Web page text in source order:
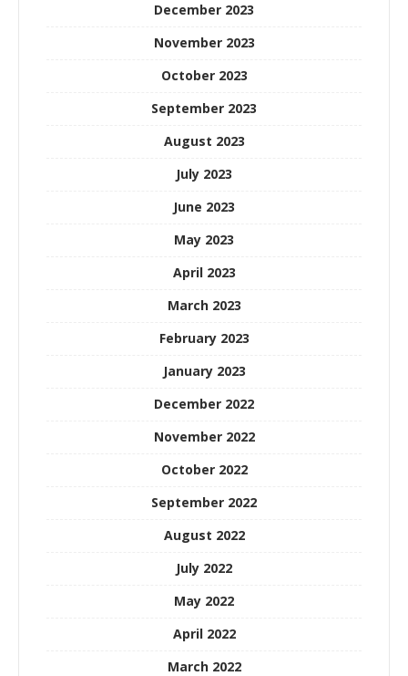
December 2023
November 2023
October 2023
September 2023
August 2023
July 2023
June 2023
May 2023
April 2023
March 2023
February 2023
January 2023
December 2022
November 2022
October 2022
September 2022
August 2022
July 2022
May 2022
April 2022
March 2022